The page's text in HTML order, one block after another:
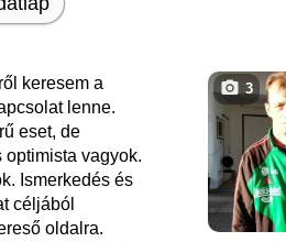
keresem a
lenne.
eset, de
vagyok.
Ismerkedés és
céljából
oldalra.
3